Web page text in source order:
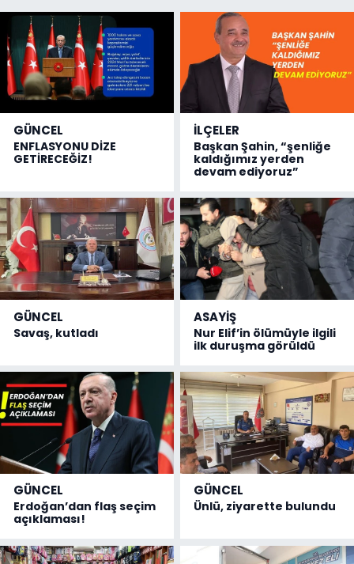
GÜNCEL
ENFLASYONU DİZE
GETİRECEĞİZ!
İLÇELER
Başkan Şahin, “şenliğe
kaldığımız yerden
devam ediyoruz”
GÜNCEL
Savaş, kutladı
ASAYİŞ
Nur Elif’in ölümüyle ilgili
ilk duruşma görüldü
GÜNCEL
Erdoğan’dan flaş seçim
açıklaması!
GÜNCEL
Ünlü, ziyarette bulundu